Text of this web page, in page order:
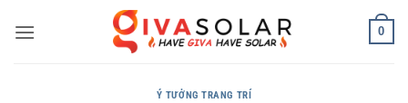
qua
0
Ý TƯỞNG TRANG TRÍ